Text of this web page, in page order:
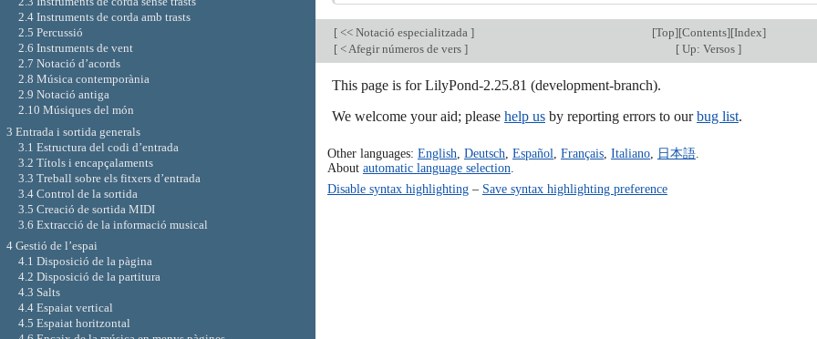
[ << Notació especialitzada ] [Top][Contents][Index]
[ < Afegir números de vers ] [ Up: Versos ]
This page is for LilyPond-2.25.81 (development-branch).
We welcome your aid; please help us by reporting errors to ourbug list.
Other languages: English Deutsch Español Français, Italiano, 日本語.
About automatic language selection
Disable syntax highlighting– Save syntax highlighting preference
2.4 Instruments de corda amb trasts
2.5 Percussió
2.6 Instruments de vent
2.7 Notació d’acords
2.8 Música contemporània
2.9 Notació antiga
2.10 Músiques del món
3 Entrada i sortida generals
3.1 Estructura del codi d’entrada
3.2 Títols i encapçalaments
3.3 Treball sobre els fitxers d’entrada
3.4 Control de la sortida
3.5 Creació de sortida MIDI
3.6 Extracció de la informació musical
4 Gestió de l’espai
4.1 Disposició de la pàgina
4.2 Disposició de la partitura
4.3 Salts
4.4 Espaiat vertical
4.5 Espaiat horitzontal